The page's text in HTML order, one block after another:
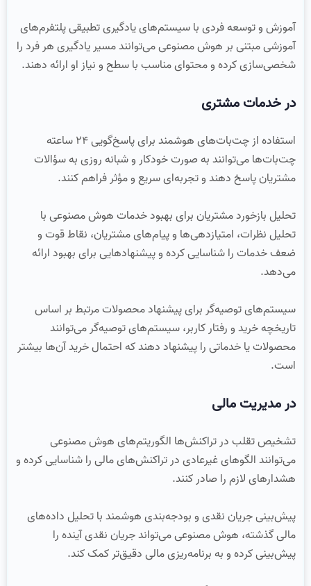
آموزش و توسعه فردی با سیستم‌های یادگیری تطبیقی پلتفرم‌های
آموزشی مبتنی بر هوش مصنوعی می‌توانند مسیر یادگیری هر فرد را
شخصی‌سازی کرده و محتوای مناسب با سطح و نیاز او ارائه دهند.
در خدمات مشتری
استفاده از چت‌بات‌های هوشمند برای پاسخ‌گویی ۲۴ ساعته
چت‌بات‌ها می‌توانند به‌ صورت خودکار و شبانه‌ روزی به سؤالات
مشتریان پاسخ دهند و تجربه‌ای سریع و مؤثر فراهم کنند.
تحلیل بازخورد مشتریان برای بهبود خدمات هوش مصنوعی با
تحلیل نظرات، امتیازدهی‌ها و پیام‌های مشتریان، نقاط قوت و
ضعف خدمات را شناسایی کرده و پیشنهادهایی برای بهبود ارائه
می‌دهد.
سیستم‌های توصیه‌گر برای پیشنهاد محصولات مرتبط بر اساس
تاریخچه خرید و رفتار کاربر، سیستم‌های توصیه‌گر می‌توانند
محصولات یا خدماتی را پیشنهاد دهند که احتمال خرید آن‌ها بیشتر
است.
در مدیریت مالی
تشخیص تقلب در تراکنش‌ها الگوریتم‌های هوش مصنوعی
می‌توانند الگوهای غیرعادی در تراکنش‌های مالی را شناسایی کرده و
هشدارهای لازم را صادر کنند.
پیش‌بینی جریان نقدی و بودجه‌بندی هوشمند با تحلیل داده‌های
مالی گذشته، هوش مصنوعی می‌تواند جریان نقدی آینده را
پیش‌بینی کرده و به برنامه‌ریزی مالی دقیق‌تر کمک کند.